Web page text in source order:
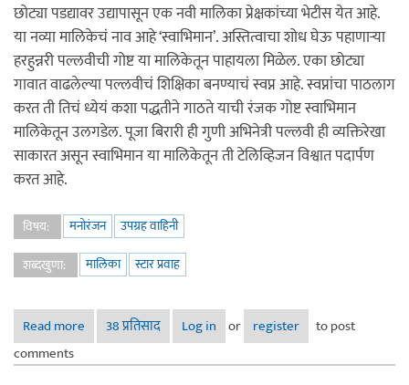
छोट्या पडद्यावर उद्यापासून एक नवी मालिका प्रेक्षकांच्या भेटीस येत आहे.
या नव्या मालिकेचं नाव आहे ‘स्वाभिमान’. अस्तित्वाचा शोध घेऊ पहाणाऱ्या
हरहुन्नरी पल्लवीची गोष्ट या मालिकेतून पाहायला मिळेल. एका छोट्या
गावात वाढलेल्या पल्लवीचं शिक्षिका बनण्याचं स्वप्न आहे. स्वप्नांचा पाठलाग
करत ती तिचं ध्येयं कशा पद्धतीने गाठते याची रंजक गोष्ट स्वाभिमान
मालिकेतून उलगडेल. पूजा बिरारी ही गुणी अभिनेत्री पल्लवी ही व्यक्तिरेखा
साकारत असून स्वाभिमान या मालिकेतून ती टेलिव्हिजन विश्वात पदार्पण
करत आहे.
विषय: मनोरंजन
उपग्रह वाहिनी
शब्दखुणा:
मालिका स्टार प्रवाह
Read more about नवी मालिका - स्वाभिमान
38 प्रतिसाद Log in or register
to post
comments